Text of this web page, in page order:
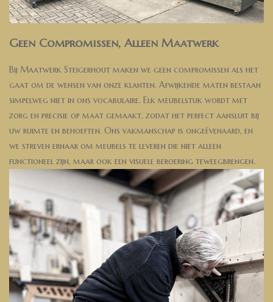
Geen Compromissen, Alleen Maatwerk
Bij Maatwerk Steigerhout maken we geen compromissen als het
gaat om de wensen van onze klanten. Afwijkende maten bestaan
simpelweg niet in ons vocabulaire. Elk meubelstuk wordt met
zorg en precisie op maat gemaakt, zodat het perfect aansluit bij
uw ruimte en behoeften. Ons vakmanschap is ongeëvenaard, en
we streven ernaar om meubels te leveren die niet alleen
functioneel zijn, maar ook een visuele beroering teweegbrengen.